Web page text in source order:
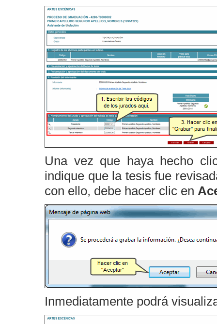
Una vez que haya hecho
indique que la tesis fue
con ello, debe hacer clic en
Inmediatamente podrá